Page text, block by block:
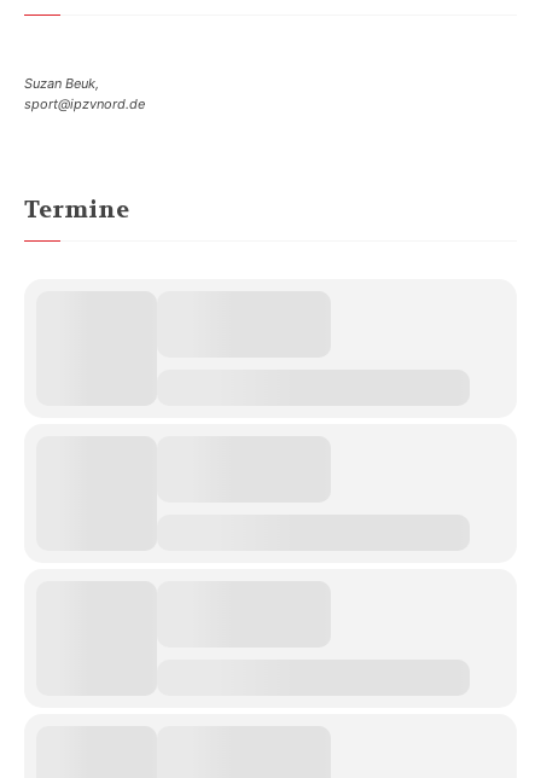
Suzan Beuk,
sport@ipzvnord.de
Termine